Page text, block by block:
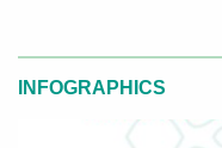
INFOGRAPHICS